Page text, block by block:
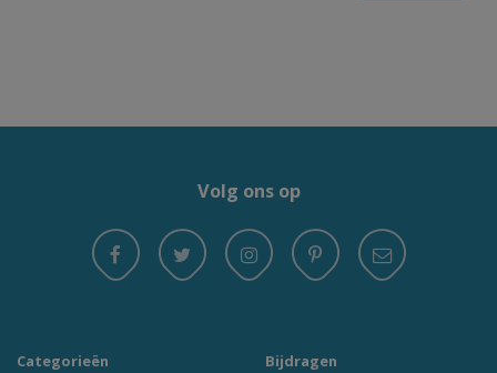
Volg ons op
Categorieën
Bijdragen